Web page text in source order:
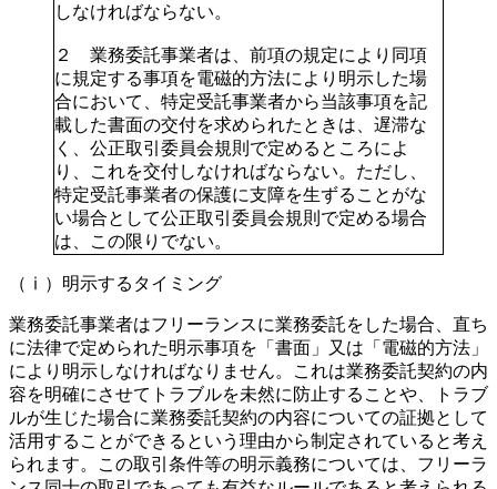
しなければならない。
２ 業務委託事業者は、前項の規定により同項
に規定する事項を電磁的方法により明示した場
合において、特定受託事業者から当該事項を記
載した書面の交付を求められたときは、遅滞な
く、公正取引委員会規則で定めるところによ
り、これを交付しなければならない。ただし、
特定受託事業者の保護に支障を生ずることがな
い場合として公正取引委員会規則で定める場合
は、この限りでない。
（ⅰ）明示するタイミング
業務委託事業者はフリーランスに業務委託をした場合、直ち
に法律で定められた明示事項を「書面」又は「電磁的方法」
により明示しなければなりません。これは業務委託契約の内
容を明確にさせてトラブルを未然に防止することや、トラブ
ルが生じた場合に業務委託契約の内容についての証拠として
活用することができるという理由から制定されていると考え
られます。この取引条件等の明示義務については、フリーラ